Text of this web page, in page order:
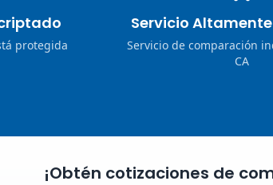
protegida
Servicio
Servicio de comparación
CA
¡Obtén cotizaciones de